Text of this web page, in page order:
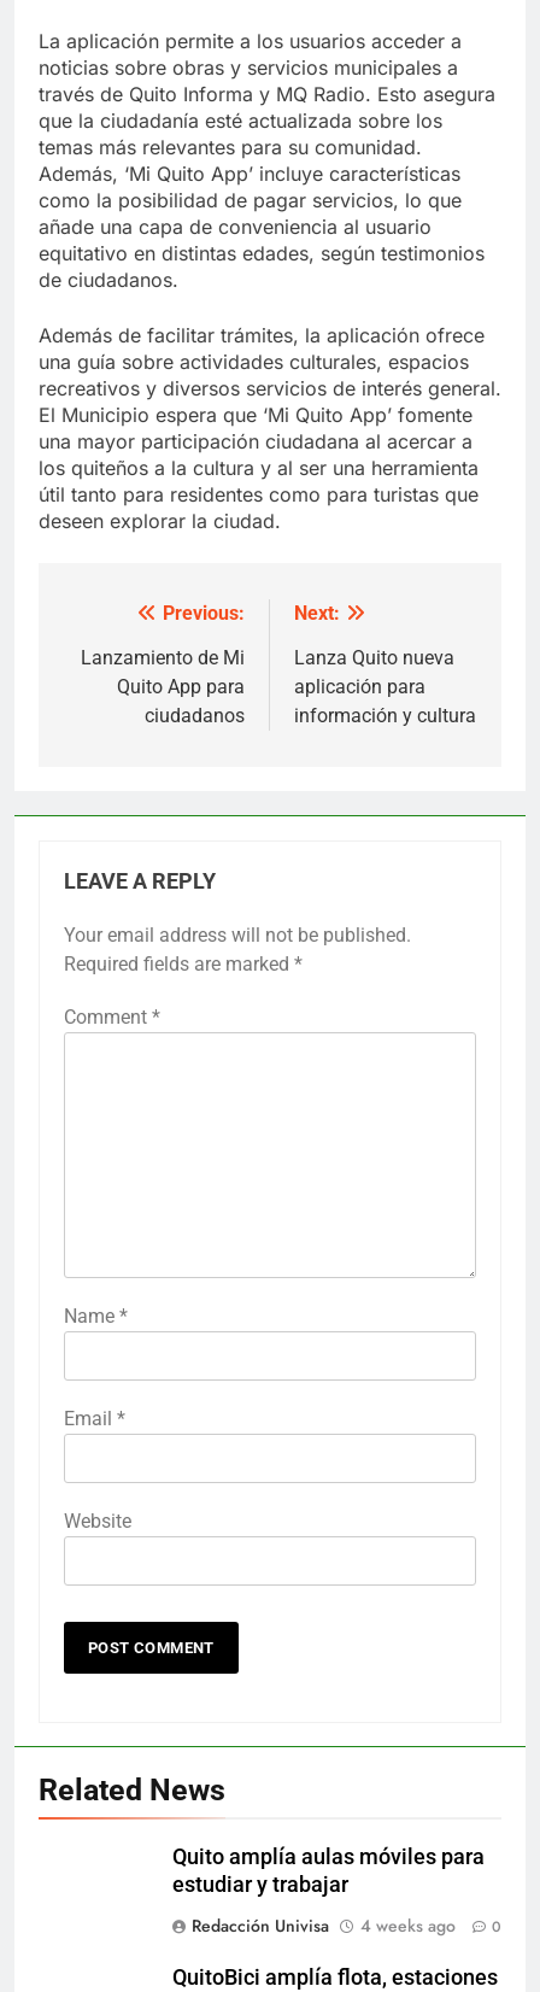
La aplicación permite a los usuarios acceder a
noticias sobre obras y servicios municipales a
través de Quito Informa y MQ Radio. Esto asegura
que la ciudadanía esté actualizada sobre los
temas más relevantes para su comunidad.
Además, ‘Mi Quito App’ incluye características
como la posibilidad de pagar servicios, lo que
añade una capa de conveniencia al usuario
equitativo en distintas edades, según testimonios
de ciudadanos.
Además de facilitar trámites, la aplicación ofrece
una guía sobre actividades culturales, espacios
recreativos y diversos servicios de interés general.
El Municipio espera que ‘Mi Quito App’ fomente
una mayor participación ciudadana al acercar a
los quiteños a la cultura y al ser una herramienta
útil tanto para residentes como para turistas que
deseen explorar la ciudad.
navigation
Previous:
Lanzamiento de Mi
Quito App para
ciudadanos
Next:
Lanza Quito nueva
aplicación para
información y cultura
LEAVE A REPLY
Your email address will not be published.
Required fields are marked *
Comment *
Name *
Email *
Website
Related News
Quito amplía aulas móviles para
estudiar y trabajar
Redacción Univisa
4 weeks ago 0
QuitoBici amplía flota, estaciones